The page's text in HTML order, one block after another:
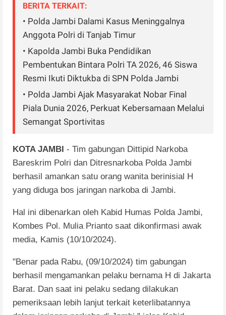
BERITA TERKAIT:
• Polda Jambi Dalami Kasus Meninggalnya
Anggota Polri di Tanjab Timur
• Kapolda Jambi Buka Pendidikan
Pembentukan Bintara Polri TA 2026, 46 Siswa
Resmi Ikuti Diktukba di SPN Polda Jambi
• Polda Jambi Ajak Masyarakat Nobar Final
Piala Dunia 2026, Perkuat Kebersamaan Melalui
Semangat Sportivitas
KOTA JAMBI - Tim gabungan Dittipid Narkoba
Bareskrim Polri dan Ditresnarkoba Polda Jambi
berhasil amankan satu orang wanita berinisial H
yang diduga bos jaringan narkoba di Jambi.
Hal ini dibenarkan oleh Kabid Humas Polda Jambi,
Kombes Pol. Mulia Prianto saat dikonfirmasi awak
media, Kamis (10/10/2024).
"Benar pada Rabu, (09/10/2024) tim gabungan
berhasil mengamankan pelaku bernama H di Jakarta
Barat. Dan saat ini pelaku sedang dilakukan
pemeriksaan lebih lanjut terkait keterlibatannya